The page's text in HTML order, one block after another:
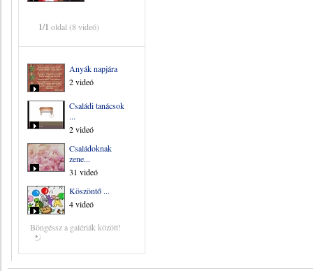
1/1 oldal (8 videó)
Anyák napjára
2 videó
Családi tanácsok
...
2 videó
Családoknak
zene...
31 videó
Köszöntő ...
4 videó
Böngéssz a galériák között!